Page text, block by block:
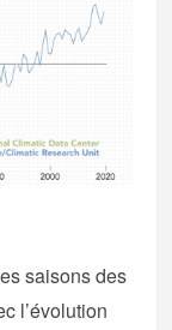
saisons des
l’évolution